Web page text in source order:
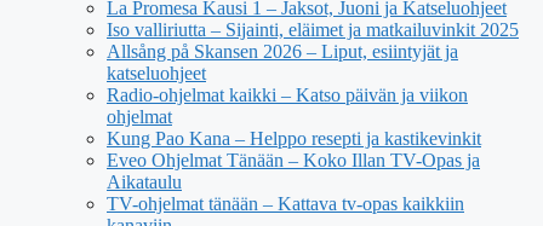
La Promesa Kausi 1 – Jaksot, Juoni ja Katseluohjeet
Iso valliriutta – Sijainti, eläimet ja matkailuvinkit 2025
Allsång på Skansen 2026 – Liput, esiintyjät ja
katseluohjeet
Radio-ohjelmat kaikki – Katso päivän ja viikon
ohjelmat
Kung Pao Kana – Helppo resepti ja kastikevinkit
Eveo Ohjelmat Tänään – Koko Illan TV-Opas ja
Aikataulu
TV-ohjelmat tänään – Kattava tv-opas kaikkiin